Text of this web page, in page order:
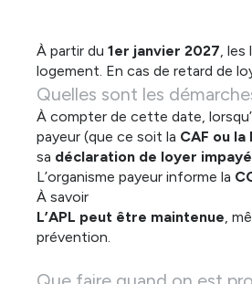
À partir du 1er janvier 2027, les
logement. En cas de retard de
Quelles sont les
À compter de cette date,
payeur (que ce soit la CAF ou la
sa déclaration de loyer impayé
L’organisme payeur informe la
À savoir
L’APL peut être maintenue,
prévention.